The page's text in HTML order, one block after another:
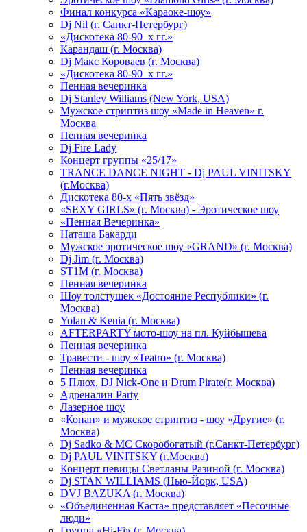
Финал конкурса «Караоке-шоу»
Dj Nil (г. Санкт-Петербург)
«Дискотека 80-90–х гг.»
Карандаш (г. Москва)
Dj Макс Короваев (г. Москва)
«Дискотека 80-90–х гг.»
Пенная вечеринка
Dj Stanley Williams (New York, USA)
Мужское стриптиз шоу «Made in Heaven» г.
Москва
Пенная вечеринка
Dj Fire Lady
Концерт группы «25/17»
TRANCE DANCE NIGHT - Dj PAUL VINITSKY
(г.Москва)
Дискотека 80-х «Пять звёзд»
«SEXY GIRLS» (г. Москва) - Эротическое шоу
«Пенная Вечеринка»
Hаташа Бакарди
Мужское эротическое шоу «GRAND» (г. Москва)
Dj Jim (г. Москва)
ST1M (г. Москва)
Пенная вечеринка
Шоу толстушек «Достояние Республики» (г.
Москва)
Yolan & Kenia (г. Москва)
AFTERPARTY мото-шоу на пл. Куйбышева
Пенная вечеринка
Травести - шоу «Teatro» (г. Москва)
Пенная вечеринка
5 Плюх, DJ Nick-One и Drum Pirate(г. Москва)
Адреналин Party
Лазерное шоу
«Конан» и мужское стриптиз - шоу «Другие» (г.
Москва)
Dj Sadko & МС Скоробогатый (г.Санкт-Петербург)
Dj PAUL VINITSKY (г.Москва)
Концерт певицы Светланы Разиной (г. Москва)
Dj STAN WILLIAMS (Нью-Йорк, USA)
DVJ BAZUKA (г. Москва)
«Объединенная Каста» представляет «Песочные
люди»